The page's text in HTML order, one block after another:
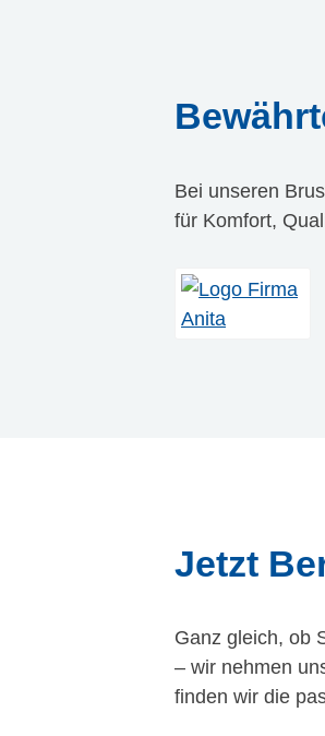
Bei unseren
für Komfort,
Jetzt
Ganz gleich, ob
– wir nehmen
finden wir die